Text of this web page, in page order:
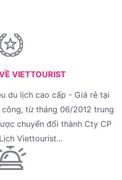
VIETTOURIST
du lịch cao cấp - Giá rẻ tại
từ tháng 06/2012 trung
chuyển đổi thành Cty CP
Viettourist...